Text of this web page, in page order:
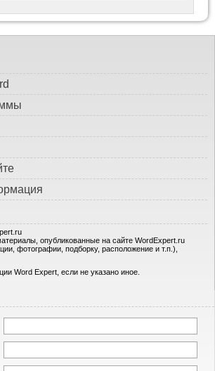
опубликованные на сайте WordExpert.ru
фотографии, подборку, расположение и т.п.),
Word Expert, если не указано иное.